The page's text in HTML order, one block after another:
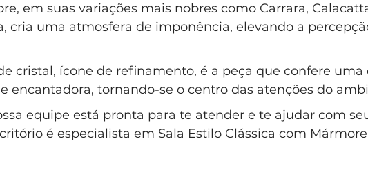
em suas variações mais nobres como Carrara,
cria uma atmosfera de imponência, elevando a
cristal, ícone de refinamento, é a peça que confere uma
encantadora, tornando-se o centro das atenções do
equipe está pronta para te atender e te ajudar com
é especialista em Sala Estilo Clássica com